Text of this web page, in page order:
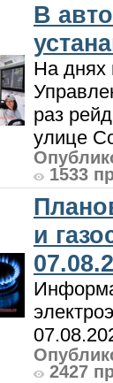
В
На днях
раз
улице
1533
и
2427